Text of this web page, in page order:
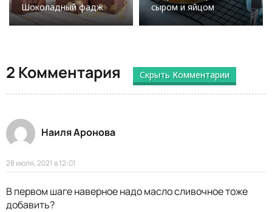
Шоколадный фадж
сыром и яйцом
2 Комментария Скрыть Комментарии
Наиля Аронова
28 июля, 2021 в 12:01
В первом шаге наверное надо масло сливочное тоже
добавить?